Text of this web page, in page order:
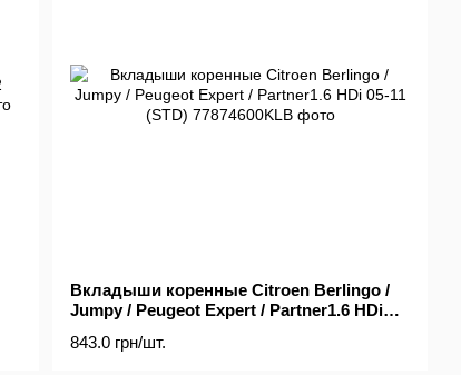
Вкладыши коренные Citroen Berlingo /
Jumpy / Peugeot Expert / Partner1.6 HDi
843.0 грн/шт.